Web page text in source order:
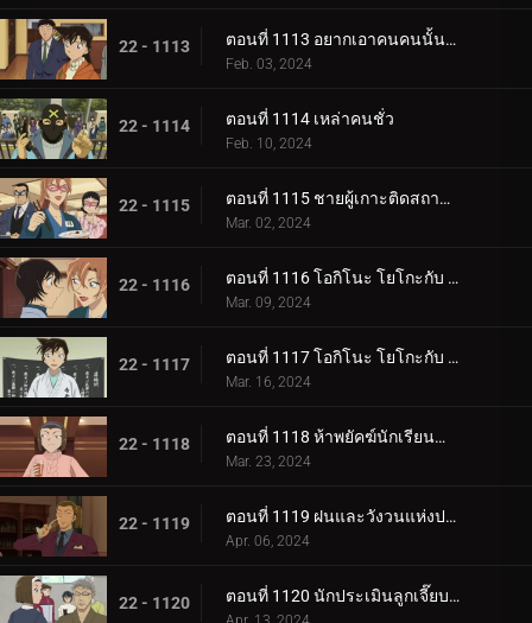
22 - 1113 ตอนที่ 1113 อยากเอาคนคนนั้นกลับมา
Feb. 03, 2024
22 - 1114 ตอนที่ 1114 เหล่าคนชั่ว
Feb. 10, 2024
22 - 1115 ตอนที่ 1115 ชายผู้เกาะติดสถานีตำรวจ
Mar. 02, 2024
22 - 1116 ตอนที่ 1116 โอกิโนะ โยโกะกับ ห้องปิดตายใต้หลังคา (ภาคแรก)
Mar. 09, 2024
22 - 1117 ตอนที่ 1117 โอกิโนะ โยโกะกับ ห้องปิดตายใต้หลังคา (ภาคจบ)
Mar. 16, 2024
22 - 1118 ตอนที่ 1118 ห้าพยัคฆ์นักเรียนตำรวจ Wild Police Story CASE.โมโรฟุชิ ฮิโรมิทสึ
Mar. 23, 2024
22 - 1119 ตอนที่ 1119 ฝนและวังวนแห่งประสงค์ร้าย
Apr. 06, 2024
22 - 1120 ตอนที่ 1120 นักประเมินลูกเจี๊ยบที่ถูกหมายหัว